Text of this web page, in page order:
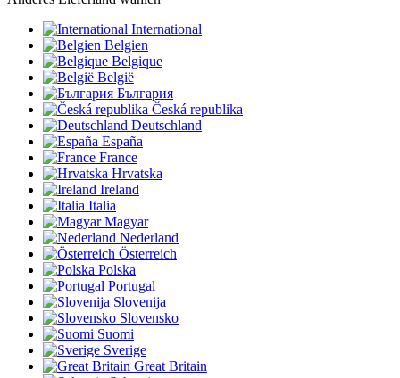
International
Belgien
Belgique
België
България
Česká republika
Deutschland
España
France
Hrvatska
Ireland
Italia
Magyar
Nederland
Österreich
Polska
Portugal
Slovenija
Slovensko
Suomi
Sverige
Great Britain